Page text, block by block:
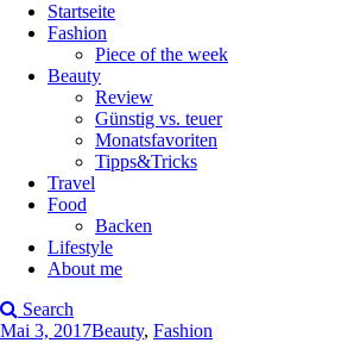
Startseite
Fashion
Piece of the week
Beauty
Review
Günstig vs. teuer
Monatsfavoriten
Tipps&Tricks
Travel
Food
Backen
Lifestyle
About me
Search
Mai 3, 2017Beauty, Fashion